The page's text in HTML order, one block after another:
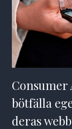
bötfälla
deras